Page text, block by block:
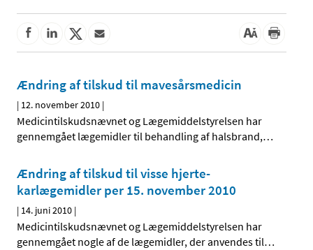
Ændring af tilskud til mavesårsmedicin
| 12. november 2010 |
Medicintilskudsnævnet og Lægemiddelstyrelsen har
gennemgået lægemidler til behandling af halsbrand,…
Ændring af tilskud til visse hjerte-
karlægemidler per 15. november 2010
| 14. juni 2010 |
Medicintilskudsnævnet og Lægemiddelstyrelsen har
gennemgået nogle af de lægemidler, der anvendes til…